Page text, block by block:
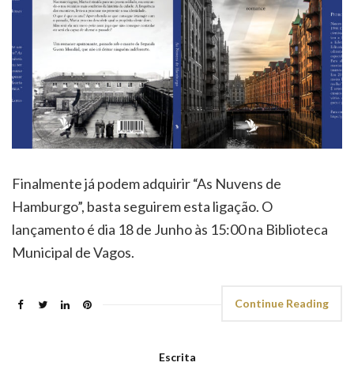
Finalmente já podem adquirir “As Nuvens de
Hamburgo”, basta seguirem esta ligação. O
lançamento é dia 18 de Junho às 15:00 na Biblioteca
Municipal de Vagos.
Continue Reading
Escrita